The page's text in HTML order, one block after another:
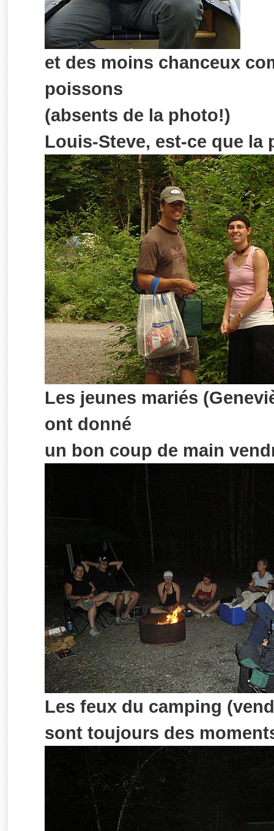
et des moins chanceux
poissons
(absents de la photo!)
Louis-Steve, est-ce que la
Les jeunes mariés
ont donné
un bon coup de main
Les feux du camping
sont toujours des